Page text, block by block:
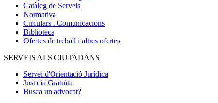
Catàleg de Serveis
Normativa
Circulars i Comunicacions
Biblioteca
Ofertes de treball i altres ofertes
SERVEIS ALS CIUTADANS
Servei d'Orientació Jurídica
Justícia Gratuïta
Busca un advocat?